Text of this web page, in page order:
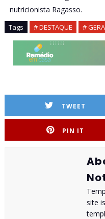
nutricionista Ragasso.
Tags # DESTAQUE #
TWEET
PIN IT
site